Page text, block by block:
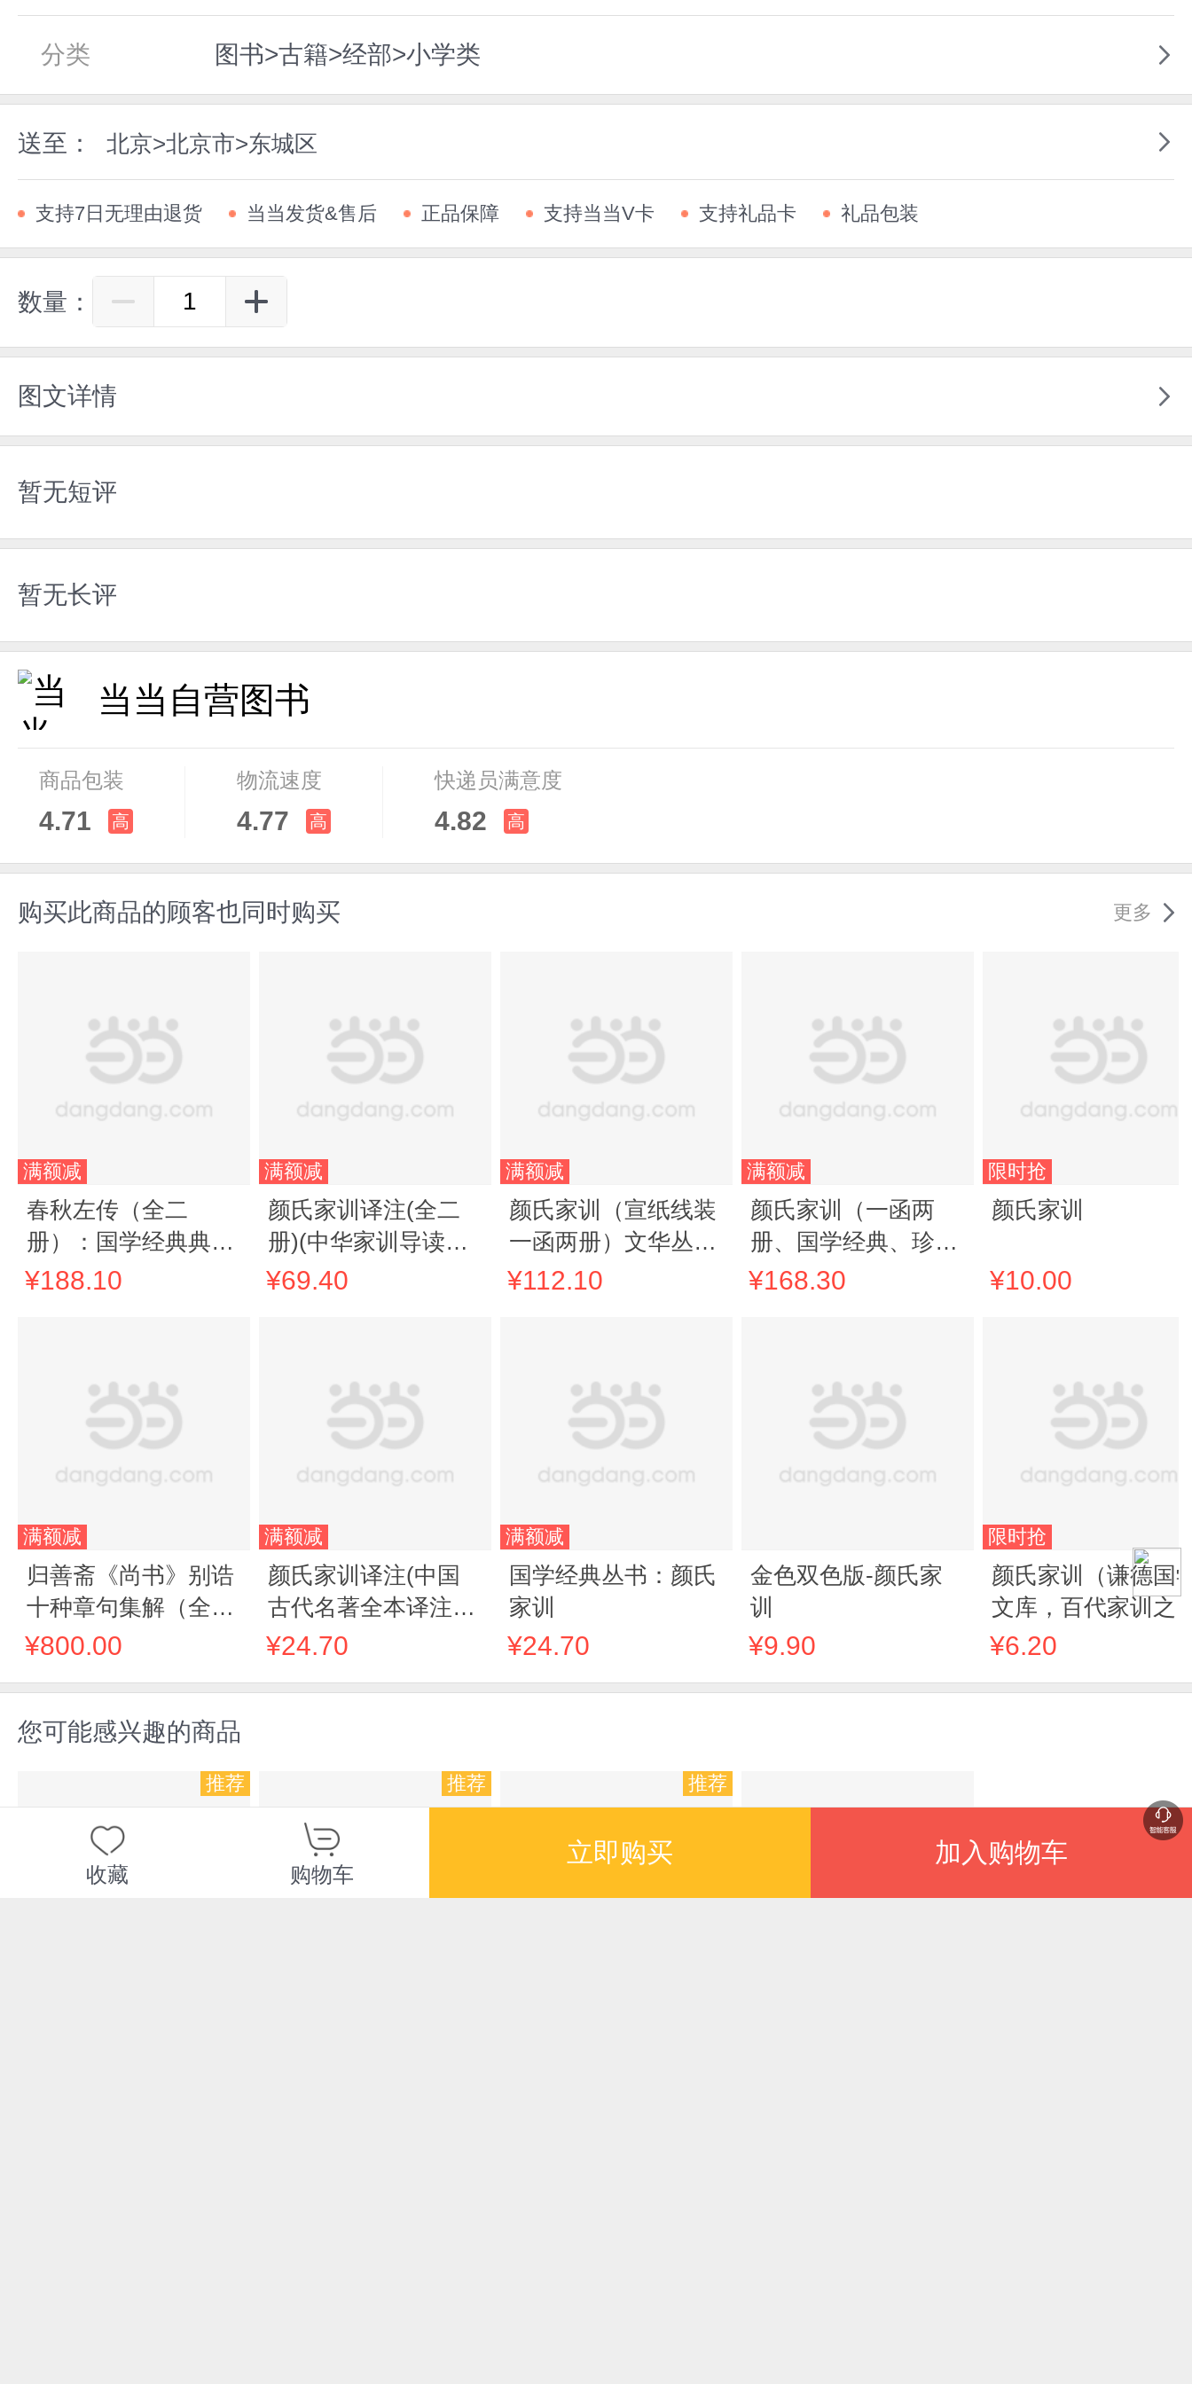
分类 图书>古籍>经部>小学类
送至： 北京>北京市>东城区
支持7日无理由退货 当当发货&售后 正品保障 支持当当V卡 支持礼品卡 礼品包装
数量：
图文详情
暂无短评
暂无长评
当当自营图书
商品包装
4.71 高
物流速度
4.77 高
快递员满意度
4.82 高
购买此商品的顾客也同时购买 更多
满额减
春秋左传（全二
册）：国学经典典藏
版 全本布面精装
¥188.10
满额减
归善斋《尚书》别诰
十种章句集解（全三
卷）
¥800.00
满额减
颜氏家训译注(全二
册)(中华家训导读译
注丛书)
¥69.40
满额减
颜氏家训译注(中国
古代名著全本译注丛
书)
¥24.70
满额减
颜氏家训（宣纸线装
一函两册）文华丛书
系列
¥112.10
满额减
国学经典丛书：颜氏
家训
¥24.70
满额减
颜氏家训（一函两
册、国学经典、珍藏
善本、线装古籍、手
¥168.30
金色双色版-颜氏家
训
¥9.90
限时抢
颜氏家训
¥10.00
限时抢
颜氏家训（谦德国
文库，百代家训之
祖，中华家训的杰
¥6.20
您可能感兴趣的商品
推荐 推荐 推荐
收藏 购物车
立即购买 加入购物车